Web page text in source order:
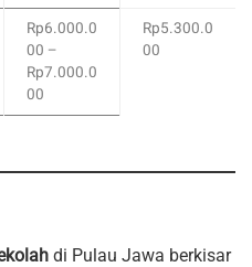
Rp6.000.0
00 –
Rp7.000.0
00
Rp5.300.0
00
di Pulau Jawa berkisar